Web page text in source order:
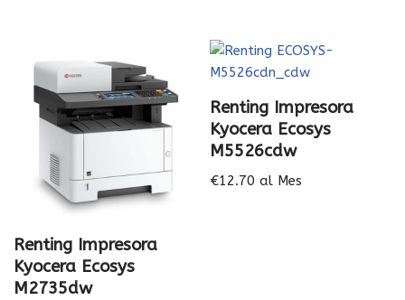
Renting Impresora
Kyocera Ecosys
M2735dw
Renting Impresora
Kyocera Ecosys
M5526cdw
€12.70 al Mes